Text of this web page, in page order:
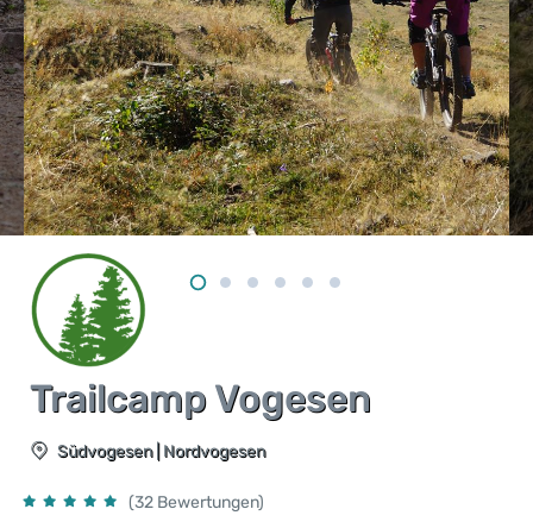
Trailcamp Vogesen
Südvogesen | Nordvogesen
(32 Bewertungen)